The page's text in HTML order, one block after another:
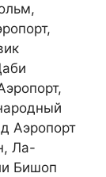
Аэропорт
Ла-
Бишоп